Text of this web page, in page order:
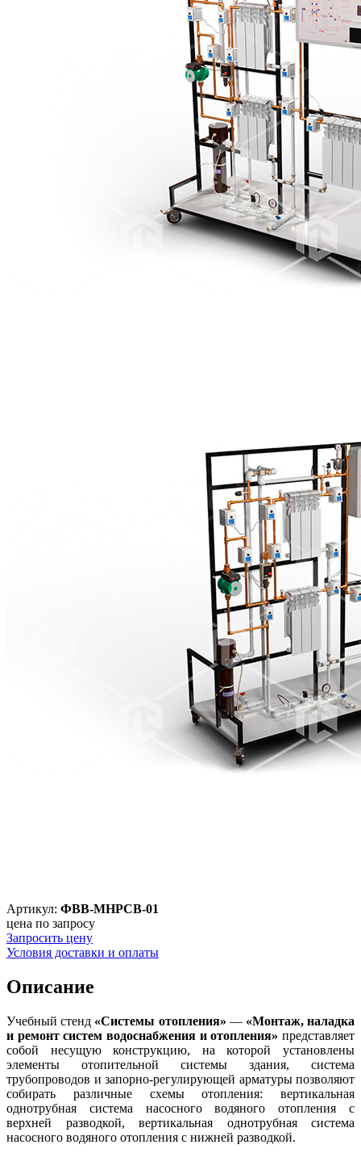
Артикул: ФВВ-МНРСВ-01
цена по запросу
Запросить цену
Условия доставки и оплаты
Описание
Учебный стенд «Системы отопления» — «Монтаж, наладка
и ремонт систем водоснабжения и отопления» представляет
собой несущую конструкцию, на которой установлены
элементы отопительной системы здания, система
трубопроводов и запорно-регулирующей арматуры позволяют
собирать различные схемы отопления: вертикальная
однотрубная система насосного водяного отопления с
верхней разводкой, вертикальная однотрубная система
насосного водяного отопления с нижней разводкой.